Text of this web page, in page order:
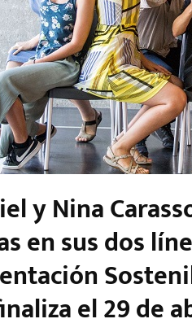
y Nina
en sus dos
el 29 de